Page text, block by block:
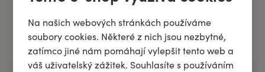
Na našich webových stránkách používáme
soubory cookies. Některé z nich jsou nezbytné,
zatímco jiné nám pomáhají vylepšit tento web a
váš uživatelský zážitek. Souhlasíte s používáním
Všechny složky